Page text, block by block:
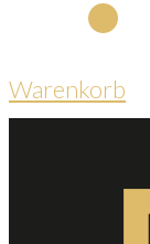
Warenkorb